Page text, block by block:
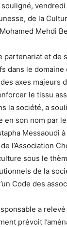
souligné,
de la
Mehdi
partenariat et de
dans le domaine
des axes majeurs
le tissu
la société, a
en son nom par
Messaoudi à
l’Association
sous le
de la
Code des
a relevé
prévoit